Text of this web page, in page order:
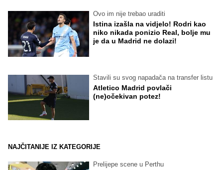
Ovo im nije trebao uraditi
Istina izašla na vidjelo! Rodri kao
niko nikada ponizio Real, bolje mu
je da u Madrid ne dolazi!
Stavili su svog napadača na transfer listu
Atletico Madrid povlači
(ne)očekivan potez!
NAJČITANIJE IZ KATEGORIJE
Prelijepe scene u Perthu